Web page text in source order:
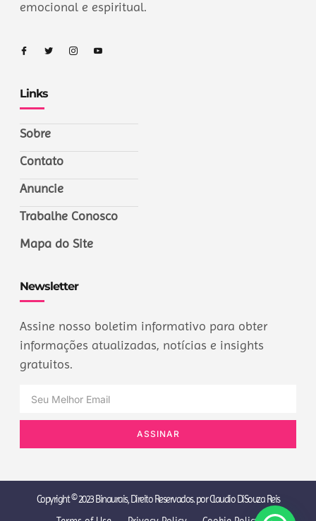
emocional e espiritual.
Links
Sobre
Contato
Anuncie
Trabalhe Conosco
Mapa do Site
Newsletter
Assine nosso boletim informativo para obter
informações atualizadas, notícias e insights
gratuitos.
ASSINAR
Copyright © 2023 Binaurais, Direito Reservados. por Claudio DiSouza Reis